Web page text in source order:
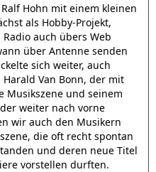
Hohn mit einem kleinen
als Hobby-Projekt,
auch übers Web
über Antenne senden
sich weiter, auch
Van Bonn, der mit
Musikszene und seinem
weiter nach vorne
wir auch den Musikern
die oft recht spontan
und deren neue Titel
vorstellen durften.